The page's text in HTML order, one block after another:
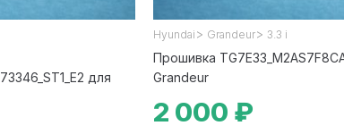
для
Hyundai > Grandeur> 3.3 i
Прошивка
Grandeur
2 000 ₽